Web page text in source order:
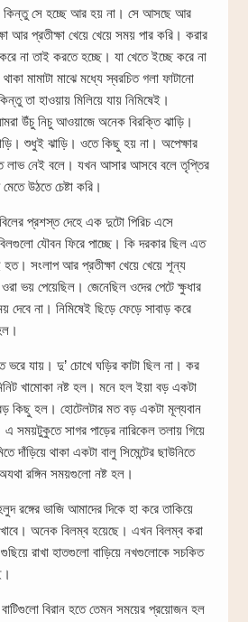
কিন্তু সে হচ্ছে আর হয় না। সে আসছে আর
আর প্রতীক্ষা খেয়ে খেয়ে সময় পার করি। করার
না তাই করতে হচ্ছে। যা খেতে ইচ্ছে করে না
মামাটা মাঝে মধ্যে স্বরচিত গলা ফাটানো
তা হাওয়ায় মিলিয়ে যায় নিমিষেই।
উঁচু নিচু আওয়াজে অনেক বিরক্তি ঝাড়ি।
শুধুই ঝাড়ি। ওতে কিছু হয় না। অপেক্ষার
লাভ নেই বলে। যখন আসার আসবে বলে তৃপ্তির
উঠতে চেষ্টা করি।
প্রশস্ত দেহে এক দুটো পিরিচ এসে
যৌবন ফিরে পাচ্ছে। কি দরকার ছিল এত
সংলাপ আর প্রতীক্ষা খেয়ে খেয়ে শূন্য
ভয় পেয়েছিল। জেনেছিল ওদের পেটে ক্ষুধার
না। নিমিষেই ছিড়ে ফেড়ে সাবাড় করে
যায়। দু’ চোখে ঘড়ির কাটা ছিল না। কর
খামোকা নষ্ট হল। মনে হল ইয়া বড় একটা
বড় কিছু হল। হোটেলটার মত বড় একটা মূল্যবান
সময়টুকুতে সাগর পাড়ের নারিকেল তলায় গিয়ে
দাঁড়িয়ে থাকা একটা বালু সিমেন্টের ছাউনিতে
রঙ্গিন সময়গুলো নষ্ট হল।
রঙ্গের ভাজি আমাদের দিকে হা করে তাকিয়ে
অনেক বিলম্ব হয়েছে। এখন বিলম্ব করা
রাখা হাতগুলো বাড়িয়ে নখগুলোকে সচকিত
বাটিগুলো বিরান হতে তেমন সময়ের প্রয়োজন হল